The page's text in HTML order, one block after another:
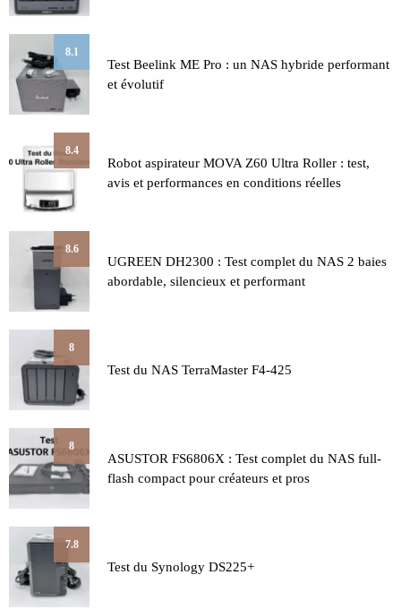
8.1
Test Beelink ME Pro : un NAS hybride performant
et évolutif
8.4
Robot aspirateur MOVA Z60 Ultra Roller : test,
avis et performances en conditions réelles
8.6
UGREEN DH2300 : Test complet du NAS 2 baies
abordable, silencieux et performant
8
Test du NAS TerraMaster F4-425
8
ASUSTOR FS6806X : Test complet du NAS full-
flash compact pour créateurs et pros
7.8
Test du Synology DS225+